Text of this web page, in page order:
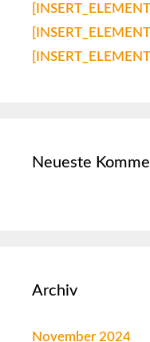
Neueste
Archiv
November 2024